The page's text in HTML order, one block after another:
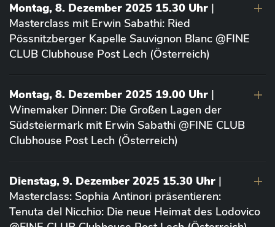
Montag, 8. Dezember 2025 15.30 Uhr |
Masterclass mit Erwin Sabathi: Ried
Pössnitzberger Kapelle Sauvignon Blanc @FINE
CLUB Clubhouse Post Lech (Österreich)
Montag, 8. Dezember 2025 19.00 Uhr |
Winemaker Dinner: Die Großen Lagen der
Südsteiermark mit Erwin Sabathi @FINE CLUB
Clubhouse Post Lech (Österreich)
Dienstag, 9. Dezember 2025 15.30 Uhr |
Masterclass: Sophia Antinori präsentieren:
Tenuta del Nicchio: Die neue Heimat des Lodovico